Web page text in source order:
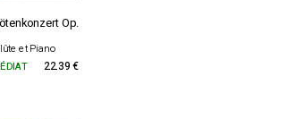
Op.
et Piano
22.39 €